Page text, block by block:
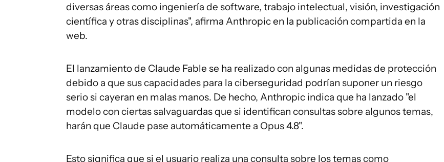
diversas áreas como ingeniería de software, trabajo intelectual, visión, investigación
científica y otras disciplinas", afirma Anthropic en la publicación compartida en la
web.
El lanzamiento de Claude Fable se ha realizado con algunas medidas de protección
debido a que sus capacidades para la ciberseguridad podrían suponer un riesgo
serio si cayeran en malas manos. De hecho, Anthropic indica que ha lanzado "el
modelo con ciertas salvaguardas que si identifican consultas sobre algunos temas,
harán que Claude pase automáticamente a Opus 4.8".
Esto significa que si el usuario realiza una consulta sobre los temas como